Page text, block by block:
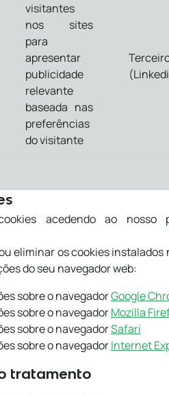
visitantes
nos sites
para
apresentar
publicidade
relevante
baseada nas
preferências
do visitante
acedendo ao
eliminar os cookies
do seu navegador web:
sobre o navegadorGoogle
sobre o navegadorMozilla
sobre o navegadorSafari
sobre o navegadorInternet
tratamento